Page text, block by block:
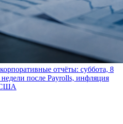
отчёты: суббота, 8
после Payrolls, инфляция
США